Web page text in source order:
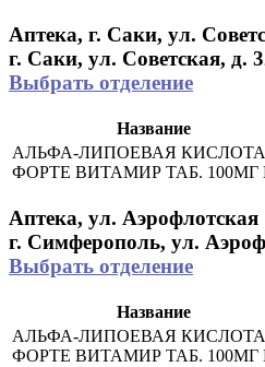
Аптека, г. Саки, ул.
г. Саки, ул. Советская, д.
Выбрать отделение
Название
АЛЬФА-ЛИПОЕВАЯ КИСЛОТА
ФОРТЕ ВИТАМИР ТАБ. 100МГ
Аптека, ул. Аэрофлотская
г. Симферополь, ул.
Выбрать отделение
Название
АЛЬФА-ЛИПОЕВАЯ КИСЛОТА
ФОРТЕ ВИТАМИР ТАБ. 100МГ